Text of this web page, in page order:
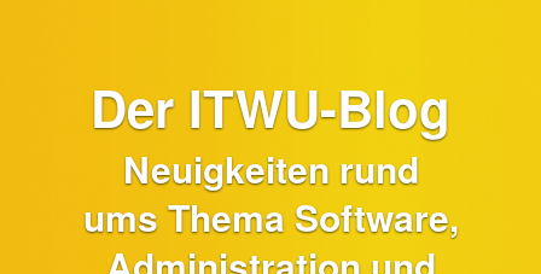
Der ITWU-Blog
Neuigkeiten rund
ums Thema Software,